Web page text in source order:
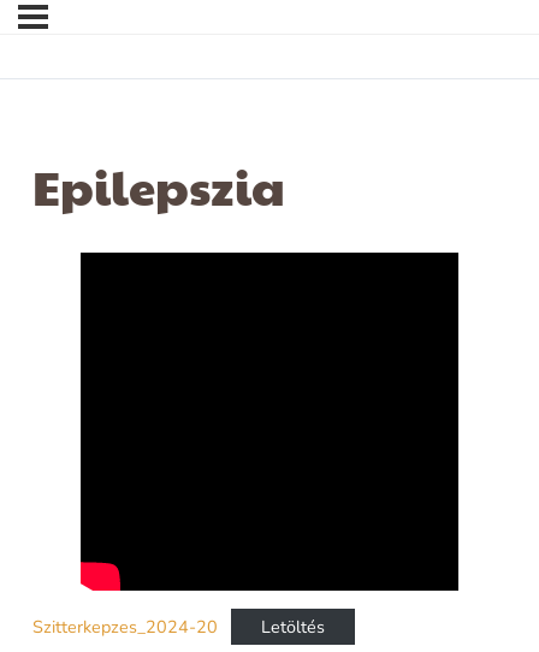
Epilepszia
Szitterkepzes_2024-20 Letöltés